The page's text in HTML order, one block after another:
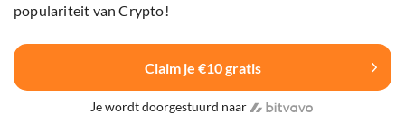
populariteit van Crypto!
Claim je €10 gratis
Je wordt doorgestuurd naar